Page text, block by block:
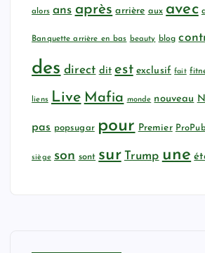
alors ans après arrière aux avec
Banquette arrière en bas beauty blog
des direct dit est exclusif fait
liens Live Mafia monde nouveau
pas popsugar pour Premier
siège son sont sur Trump une